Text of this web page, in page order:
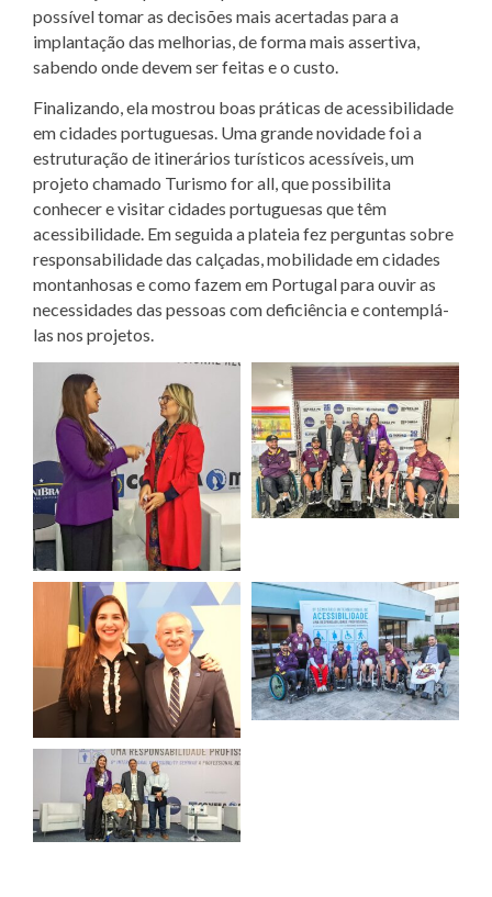
possível tomar as decisões mais acertadas para a
implantação das melhorias, de forma mais assertiva,
sabendo onde devem ser feitas e o custo.
Finalizando, ela mostrou boas práticas de acessibilidade
em cidades portuguesas. Uma grande novidade foi a
estruturação de itinerários turísticos acessíveis, um
projeto chamado Turismo for all, que possibilita
conhecer e visitar cidades portuguesas que têm
acessibilidade. Em seguida a plateia fez perguntas sobre
responsabilidade das calçadas, mobilidade em cidades
montanhosas e como fazem em Portugal para ouvir as
necessidades das pessoas com deficiência e contemplá-
las nos projetos.